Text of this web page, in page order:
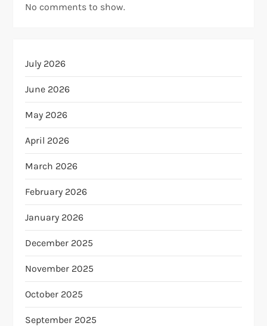
No comments to show.
July 2026
June 2026
May 2026
April 2026
March 2026
February 2026
January 2026
December 2025
November 2025
October 2025
September 2025